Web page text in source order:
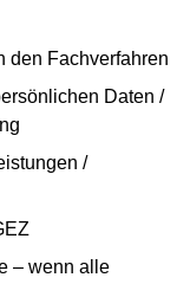
den Fachverfahren
Daten /
/
– wenn alle